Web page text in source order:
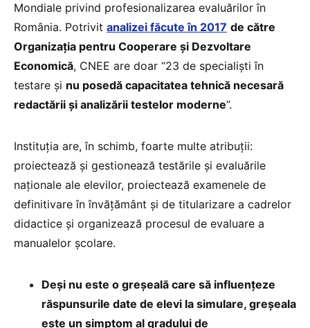
Mondiale privind profesionalizarea evaluărilor în
România. Potrivit analizei făcute în 2017 de către
Organizaţia pentru Cooperare şi Dezvoltare
Economică, CNEE are doar “23 de specialişti în
testare şi nu posedă capacitatea tehnică necesară
redactării şi analizării testelor moderne”.
Instituția are, în schimb, foarte multe atribuții:
proiectează și gestionează testările și evaluările
naționale ale elevilor, proiectează examenele de
definitivare în învățământ și de titularizare a cadrelor
didactice și organizează procesul de evaluare a
manualelor școlare.
Deși nu este o greșeală care să influențeze
răspunsurile date de elevi la simulare, greșeala
este un simptom al gradului de